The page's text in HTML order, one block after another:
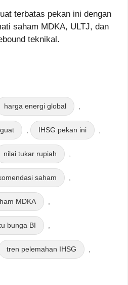
terbatas pekan ini dengan
saham MDKA, ULTJ, dan
teknikal.
harga energi global ,
, IHSG pekan ini ,
nilai tukar rupiah ,
saham ,
MDKA ,
bunga BI ,
tren pelemahan IHSG ,